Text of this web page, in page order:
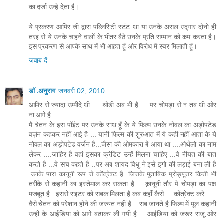
का दर्जा उन्हे देता है।
ये प्रकरण आमिर जी द्वारा पब्लिसिटी स्टंट था या उनके असल उद्गार दोनो ही
तरह से ये उनके चाहने वालों के भीतर बैठे उनके प्रति सम्मान को कम करता है।
इस प्रकरण से आपके साथ मैं भी आहत हूँ और विरोध में स्वर मिलाती हूँ।
जवाब दें
डॉ .अनुराग जनवरी 02, 2010
आमिर से ज्यादा उम्मीदे थी .....थोड़ी अब भी है .....पर चोपड़ा से न तब थी ओर
ना आगे है ..
मै चेतन के इस पॉइंट पर उनके साथ हूँ के ये फिल्म उनके नोवल का अड़ोपटेड
वर्ज़न कहकर नहीं आई है ... यानी फिल्म की शुरुआत में ये कही नहीं आता के ये
नोवल का अड़ोपटेड वर्ज़न है...जैसा की ओमकारा में आया था ....ओथेलो का नाम
लेकर ....जाहिर है वहां इसका क्रेडिट उन्हें मिलना चाहिए ...वे नीयत की बात
करते है ...वे सच कहते है ..पर अब शायद विधु ने इसे इगो की लड़ाई बना ली है
.उनके पास कानूनी रूप से कोंत्रेक्ट है .जिसके मुताबिक प्रोड्यूसर किसी भी
तरीके से कहानी का इस्तेमाल कर सकता है ....क़ानूनी तौर पे चोपड़ा का पक्ष
मजबूत है ..इससे राइटर को सबक मिलता है कब कहाँ कैसे ....कोंत्रेक्ट करे...
वैसे चेतन को परेशान होने की जरुरत नहीं है ...सब जानते है फिल्म में मूल कहानी
उन्ही के आईडिया को आगे बढाकर ली गयी है ....आईडिया को जरूर राजू ओर